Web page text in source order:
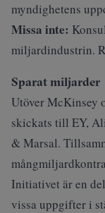
myndighetens
Missa inte:
miljardindustrin.
Sparat miljarder
Utöver McKinsey
skickats till EY,
& Marsal.
Initiativet är en
vissa uppgifter i